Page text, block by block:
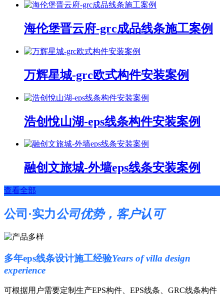
海伦堡晋云府-grc成品线条施工案例
万辉星城-grc欧式构件安装案例
浩创悅山湖-eps线条构件安装案例
融创文旅城-外墙eps线条安装案例
查看全部
公司·实力公司优势，客户认可
多年eps线条设计施工经验Years of villa design
experience
可根据用户需要定制生产EPS构件、EPS线条、GRC线条构件